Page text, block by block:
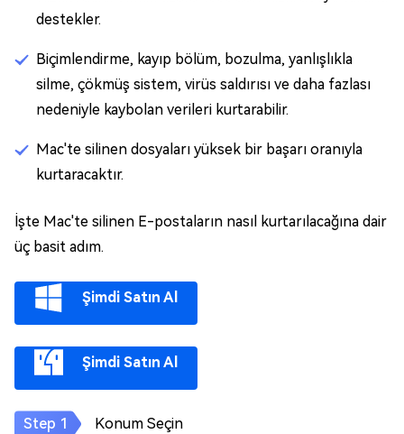
destekler.
Biçimlendirme, kayıp bölüm, bozulma, yanlışlıkla
silme, çökmüş sistem, virüs saldırısı ve daha fazlası
nedeniyle kaybolan verileri kurtarabilir.
Mac'te silinen dosyaları yüksek bir başarı oranıyla
kurtaracaktır.
İşte Mac'te silinen E-postaların nasıl kurtarılacağına dair
üç basit adım.
Şimdi Satın Al
Şimdi Satın Al
Konum Seçin